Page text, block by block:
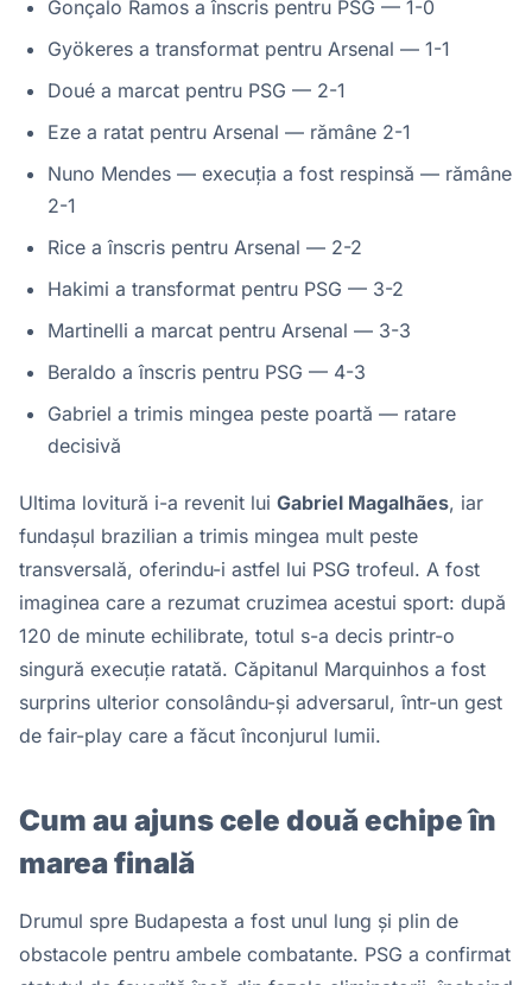
Gonçalo Ramos a înscris pentru PSG — 1-0
Gyökeres a transformat pentru Arsenal — 1-1
Doué a marcat pentru PSG — 2-1
Eze a ratat pentru Arsenal — rămâne 2-1
Nuno Mendes — execuția a fost respinsă — rămâne
2-1
Rice a înscris pentru Arsenal — 2-2
Hakimi a transformat pentru PSG — 3-2
Martinelli a marcat pentru Arsenal — 3-3
Beraldo a înscris pentru PSG — 4-3
Gabriel a trimis mingea peste poartă — ratare
decisivă
Ultima lovitură i-a revenit lui Gabriel Magalhães, iar
fundașul brazilian a trimis mingea mult peste
transversală, oferindu-i astfel lui PSG trofeul. A fost
imaginea care a rezumat cruzimea acestui sport: după
120 de minute echilibrate, totul s-a decis printr-o
singură execuție ratată. Căpitanul Marquinhos a fost
surprins ulterior consolându-și adversarul, într-un gest
de fair-play care a făcut înconjurul lumii.
Cum au ajuns cele două echipe în
marea finală
Drumul spre Budapesta a fost unul lung și plin de
obstacole pentru ambele combatante. PSG a confirmat